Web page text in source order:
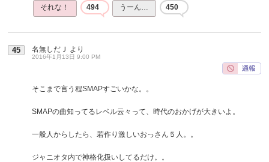
それな！ 494 うーん… 450
45 名無しだＪ より
2016年1月13日 9:00 PM
そこまで言う程SMAPすごいかな。。
SMAPの曲知ってるレベル云々って、時代のおかげが大きいよ。
一般人からしたら、若作り激しいおっさん５人。。
ジャニオタ内で神格化扱いしてるだけ。。